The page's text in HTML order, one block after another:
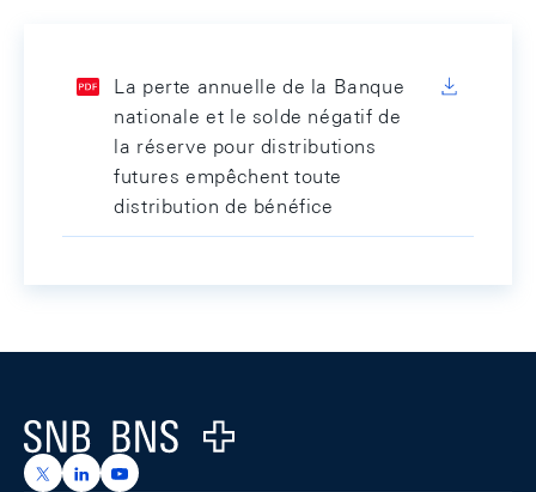
La perte annuelle de la Banque
nationale et le solde négatif de
la réserve pour distributions
futures empêchent toute
distribution de bénéfice
Logo
https://x.com/snb_bns
https://ch.linkedin.com/company/swiss-national-
https://www.youtube.com/@swissnationalbank